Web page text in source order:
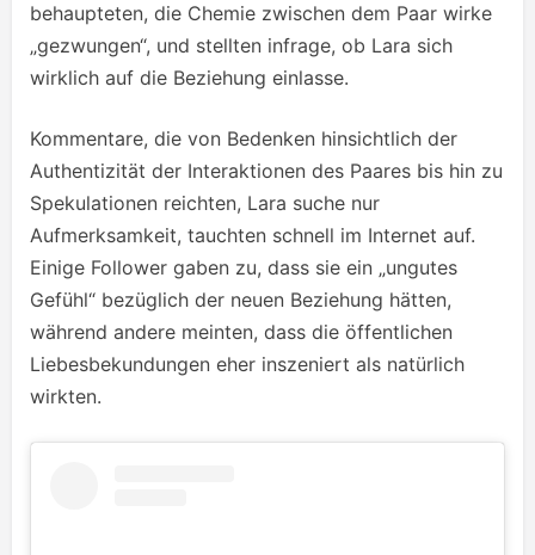
behaupteten, die Chemie zwischen dem Paar wirke
„gezwungen“, und stellten infrage, ob Lara sich
wirklich auf die Beziehung einlasse.
Kommentare, die von Bedenken hinsichtlich der
Authentizität der Interaktionen des Paares bis hin zu
Spekulationen reichten, Lara suche nur
Aufmerksamkeit, tauchten schnell im Internet auf.
Einige Follower gaben zu, dass sie ein „ungutes
Gefühl“ bezüglich der neuen Beziehung hätten,
während andere meinten, dass die öffentlichen
Liebesbekundungen eher inszeniert als natürlich
wirkten.